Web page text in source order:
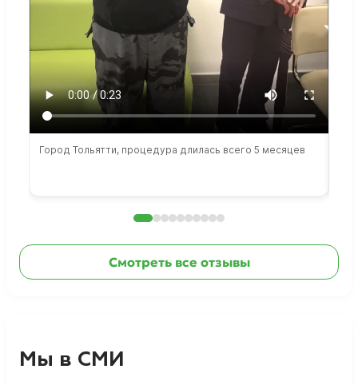
Город Тольятти, процедура длилась всего 5 месяцев
Смотреть все отзывы
Мы в СМИ